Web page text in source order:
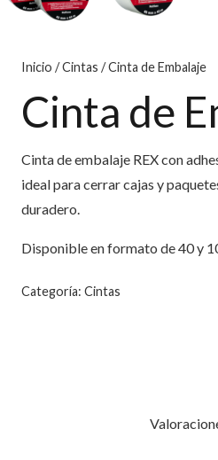
Inicio /Cintas / Cinta de Embalaje
Cinta de
Cinta de embalaje REX con
ideal para cerrar cajas y
duradero.
Disponible en formato de 40 y
Categoría: Cintas